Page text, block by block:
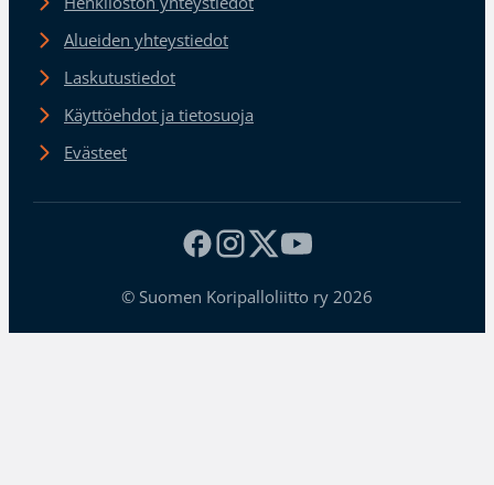
Alueiden yhteystiedot
Laskutustiedot
Käyttöehdot ja tietosuoja
Evästeet
© Suomen Koripalloliitto ry 2026